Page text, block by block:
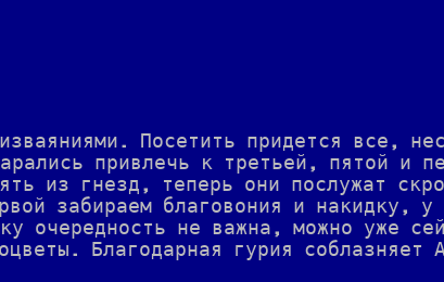
Посетить придется все,
привлечь к третьей, пятой и
из гнезд, теперь они послужат
забираем благовония и накидку, у
очередность не важна, можно уже
Благодарная гурия соблазняет